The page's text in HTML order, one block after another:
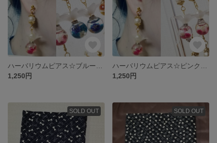
1,250円
1,250円
SOLD OUT SOLD OUT